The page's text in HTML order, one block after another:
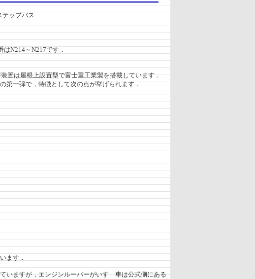
ップバス
N214～N217です．
置は屋根上設置型で富士重工業製を搭載しています．
一弾で，特徴として次の点が挙げられます．
ます．
ますが，エンジンルーバーがいすゞ車は公式側にある